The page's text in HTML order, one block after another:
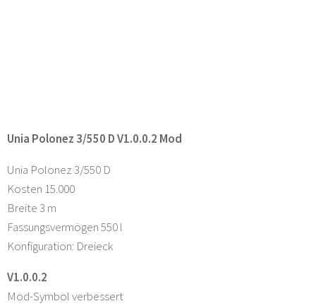
Unia Polonez 3/550 D V1.0.0.2 Mod
Unia Polonez 3/550 D
Kosten 15.000
Breite 3 m
Fassungsvermögen 550 l
Konfiguration: Dreieck
V1.0.0.2
Mod-Symbol verbessert